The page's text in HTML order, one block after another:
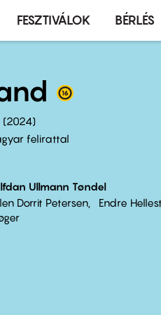
FESZTIVÁLOK BÉRLÉS
2024
felirattal
Ullmann Tøndel
Dorrit Petersen Endre